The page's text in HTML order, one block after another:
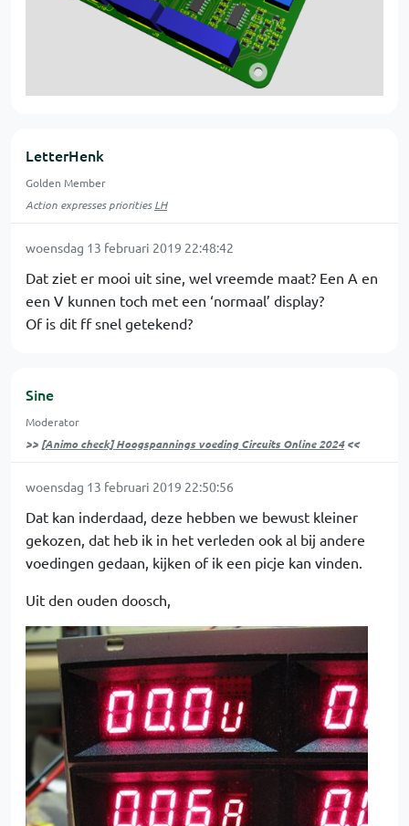
LetterHenk
Golden Member
Action expresses prioritiesLH
woensdag 13 februari 2019 22:48:42
Dat ziet er mooi uit sine, wel vreemde maat? Een A en
een V kunnen toch met een ‘normaal’ display?
Of is dit ff snel getekend?
Sine
Moderator
>> [Animo check] Hoogspannings voeding Circuits Online 2024<<
woensdag 13 februari 2019 22:50:56
Dat kan inderdaad, deze hebben we bewust kleiner
gekozen, dat heb ik in het verleden ook al bij andere
voedingen gedaan, kijken of ik een picje kan vinden.
Uit den ouden doosch,